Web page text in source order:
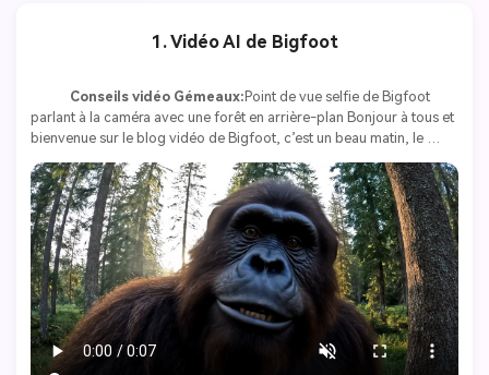
1. Vidéo AI de Bigfoot
Conseils vidéo Gémeaux: Point de vue selfie de Bigfoot
parlant à la caméra avec une forêt en arrière-plan Bonjour à tous et
bienvenue sur le blog vidéo de Bigfoot, c’est un beau matin, le
soleil est sorti, les oiseaux sont dans la tribu, une journée
absolument parfaite